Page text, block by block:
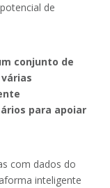
de
conjunto de
para apoiar
com dados do
inteligente